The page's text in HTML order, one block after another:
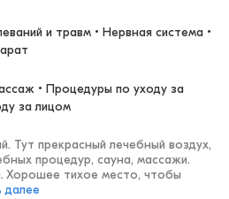
и травм • Нервная система •
• Процедуры по уходу за
за лицом
Тут прекрасный лечебный воздух,
процедур, сауна, массажи.
Хорошее тихое место, чтобы
далее